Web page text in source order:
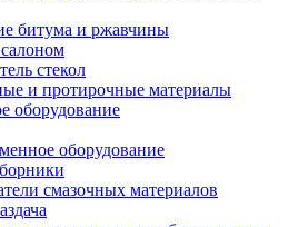
битума и ржавчины
стекол
и протирочные материалы
оборудование
оборудование
смазочных материалов